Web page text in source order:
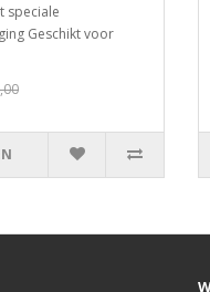
speciale
Geschikt voor